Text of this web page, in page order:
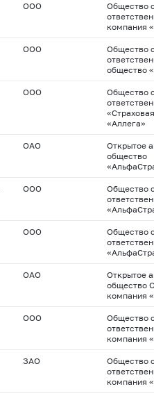
ООО
Общество
компания
ООО
Общество
общество
ООО
Общество
«Аллега»
ОАО
Открытое
общество
ООО
Общество
ООО
Общество
ОАО
Открытое
общество
компания
ООО
Общество
компания
ЗАО
Общество
компания